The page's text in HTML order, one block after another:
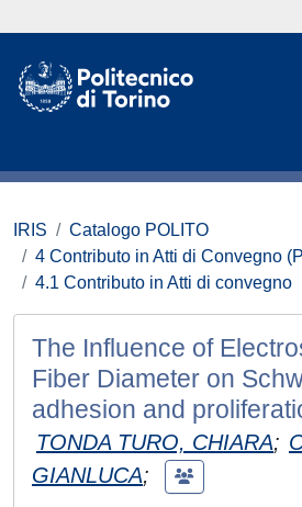
IRIS
Catalogo POLITO
4 Contributo in Atti di Convegno
4.1 Contributo in Atti di convegno
The Influence of
Fiber Diameter on
adhesion and
TONDA TURO, CHIARA;
GIANLUCA;